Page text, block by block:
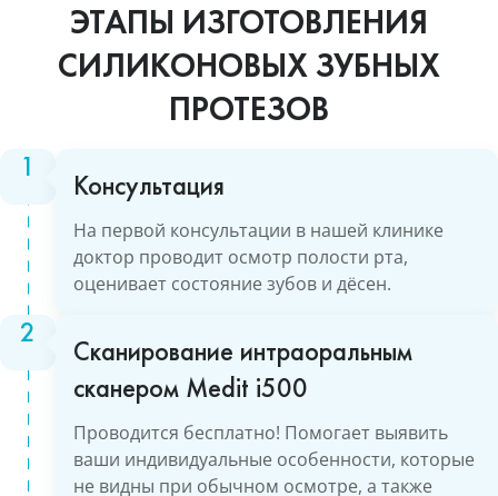
ЭТАПЫ ИЗГОТОВЛЕНИЯ
СИЛИКОНОВЫХ ЗУБНЫХ
ПРОТЕЗОВ
Консультация
На первой консультации в нашей клинике
доктор проводит осмотр полости рта,
оценивает состояние зубов и дёсен.
Сканирование интраоральным
сканером Medit i500
Проводится бесплатно! Помогает выявить
ваши индивидуальные особенности, которые
не видны при обычном осмотре, а также